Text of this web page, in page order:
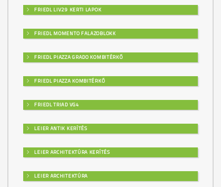
FRIEDL LIV29 KERTI LAPOK
FRIEDL MOMENTO FALAZOBLOKK
FRIEDL PIAZZA GRADO KOMBITÉRKŐ
FRIEDL PIAZZA KOMBITÉRKŐ
FRIEDL TRIAD VG4
LEIER ANTIK KERÍTÉS
LEIER ARCHITEKTÚRA KERÍTÉS
LEIER ARCHITEKTÚRA